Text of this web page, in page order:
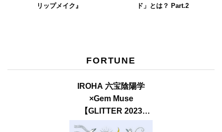
リップメイク』
ド」とは？ Part.2
FORTUNE
IROHA 六宝陰陽学
×Gem Muse
【GLITTER 2023
SUMMER issue】